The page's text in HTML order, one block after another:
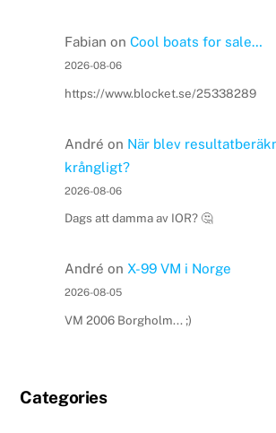
Fabian on Cool boats for sale…
2026-08-06
https://www.blocket.se/25338289
André on När blev
krångligt?
2026-08-06
Dags att damma av IOR? 🤔
André on X-99 VM i Norge
2026-08-05
VM 2006 Borgholm... ;)
Categories